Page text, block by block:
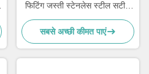
फिटिंग जस्ती स्टेनलेस स्टील सटीक
कास्टिंग
सबसे अच्छी कीमत पाएं